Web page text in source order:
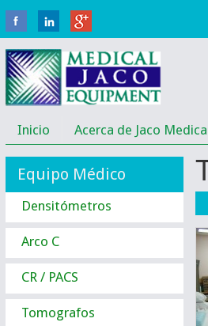
Inicio Acerca de Jaco
Equipo Médico
Densitómetros
Arco C
CR / PACS
Tomografos